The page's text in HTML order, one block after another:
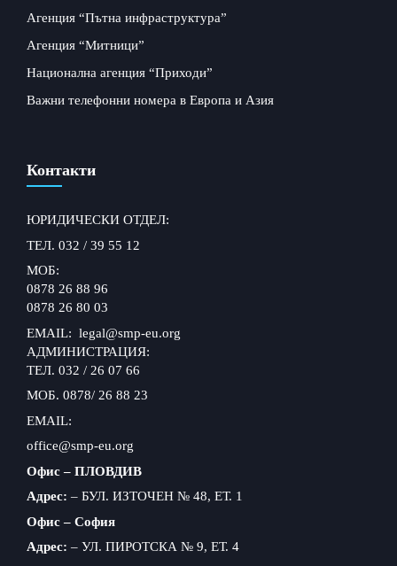
Агенция “Пътна инфраструктура”
Агенция “Митници”
Национална агенция “Приходи”
Важни телефонни номера в Европа и Азия
Контакти
ЮРИДИЧЕСКИ ОТДЕЛ:
ТЕЛ. 032 / 39 55 12
МОБ:
0878 26 88 96
0878 26 80 03
EMAIL: legal@smp-eu.org
АДМИНИСТРАЦИЯ:
ТЕЛ. 032 / 26 07 66
МОБ. 0878/ 26 88 23
EMAIL:
office@smp-eu.org
Офис – ПЛОВДИВ
Адрес: – БУЛ. ИЗТОЧЕН № 48, ЕТ. 1
Офис – София
Адрес: – УЛ. ПИРОТСКА № 9, ЕТ. 4